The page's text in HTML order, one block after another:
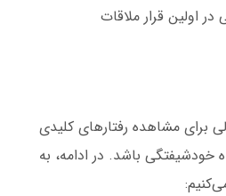
اولین قرار ملاقات
برای مشاهده رفتارهای کلیدی
باشد. در ادامه، به